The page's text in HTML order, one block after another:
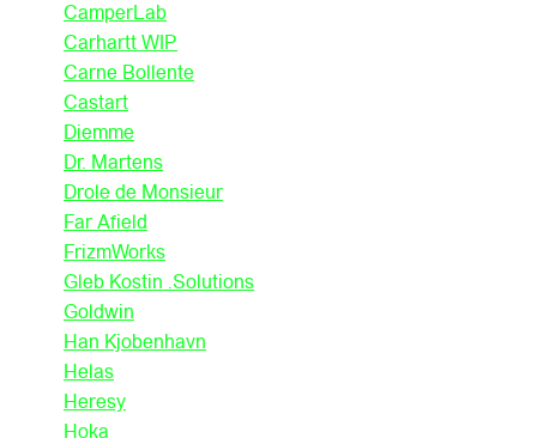
CamperLab
Carhartt WIP
Carne Bollente
Castart
Diemme
Dr. Martens
Drole de Monsieur
Far Afield
FrizmWorks
Gleb Kostin .Solutions
Goldwin
Han Kjobenhavn
Helas
Heresy
Hoka